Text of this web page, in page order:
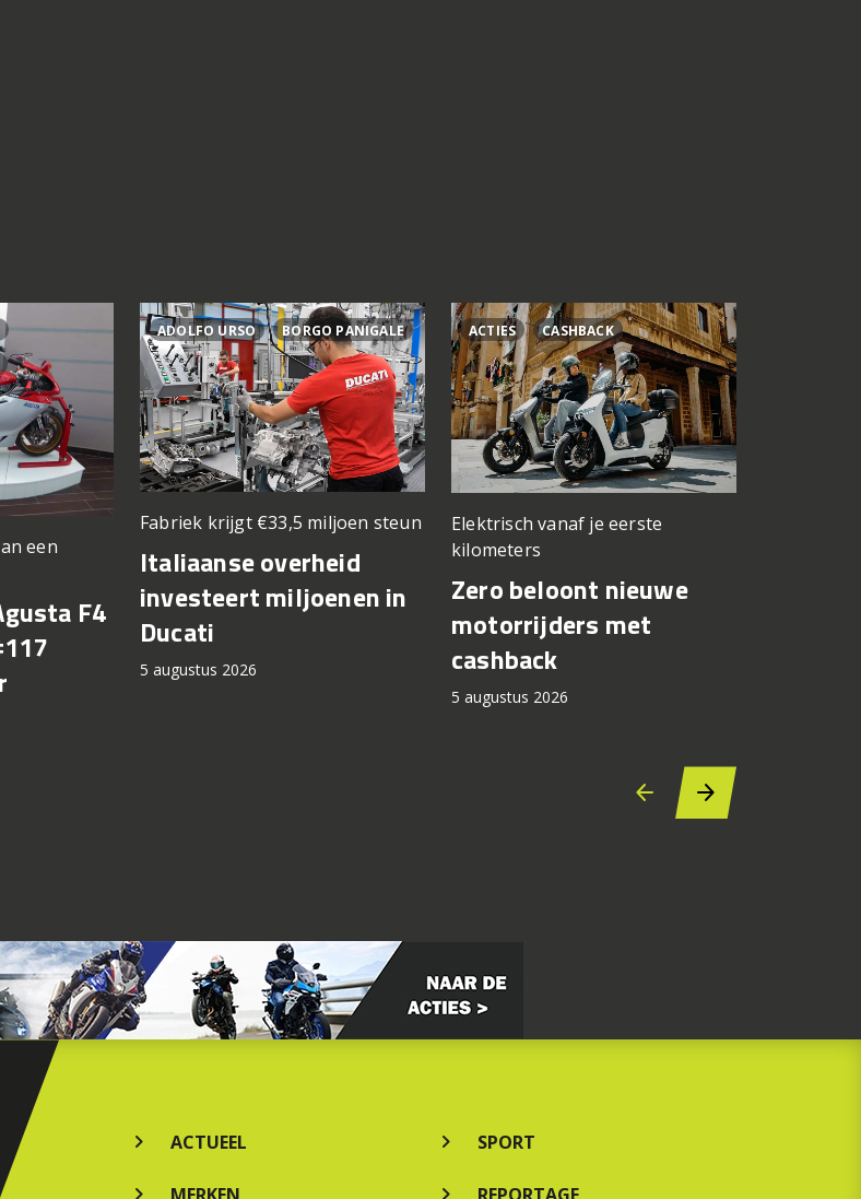
een
F4
ADOLFO URSO BORGO PANIGALE
Fabriek krijgt €33,5 miljoen steun
Italiaanse overheid
investeert miljoenen in
Ducati
5 augustus 2026
ACTIES CASHBACK
Elektrisch vanaf je eerste
kilometers
Zero beloont nieuwe
motorrijders met
cashback
5 augustus 2026
ACTUEEL SPORT